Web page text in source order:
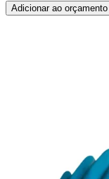
Adicionar ao orçamento